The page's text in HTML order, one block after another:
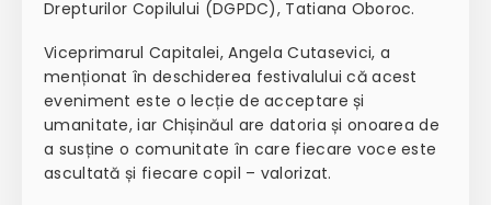
Drepturilor Copilului (DGPDC), Tatiana Oboroc.
Viceprimarul Capitalei, Angela Cutasevici, a
menționat în deschiderea festivalului că acest
eveniment este o lecție de acceptare și
umanitate, iar Chișinăul are datoria și onoarea de
a susține o comunitate în care fiecare voce este
ascultată și fiecare copil – valorizat.